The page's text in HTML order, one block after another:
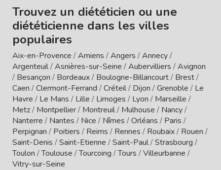
Trouvez un diététicien ou une
diététicienne dans les villes
populaires
Aix-en-Provence /Amiens /Angers /Annecy/
Argenteuil/Asnières-sur-Seine /Aubervilliers /Avignon
/ Besançon / Bordeaux/ Boulogne-Billancourt/ Brest/
Caen /Clermont-Ferrand /Créteil/ Dijon /Grenoble / Le
Havre / Le Mans / Lille / Limoges / Lyon / Marseille /
Metz/ Montpellier/ Montreuil/ Mulhouse / Nancy/
Nanterre / Nantes / Nice / Nîmes /Orléans / Paris /
Perpignan / Poitiers / Reims / Rennes / Roubaix/ Rouen /
Saint-Denis /Saint-Etienne /Saint-Paul/Strasbourg /
Toulon /Toulouse /Tourcoing /Tours /Villeurbanne /
Vitry-sur-Seine